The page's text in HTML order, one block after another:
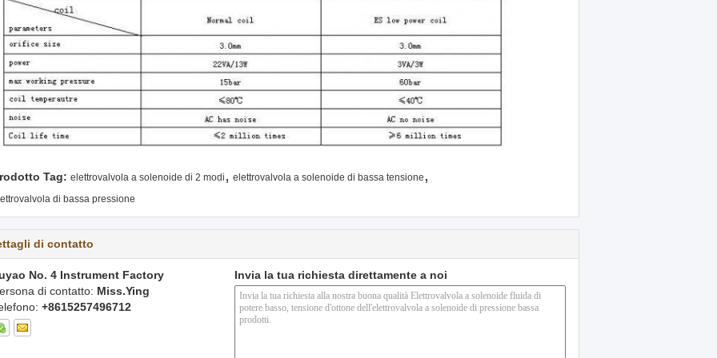
Tag: elettrovalvola a solenoide di 2 modi , elettrovalvola a solenoide di bassa tensione ,
di bassa pressione
di contatto
No. 4 Instrument Factory
di contatto: Miss.Ying
+8615257496712
Invia la tua richiesta direttamente a noi